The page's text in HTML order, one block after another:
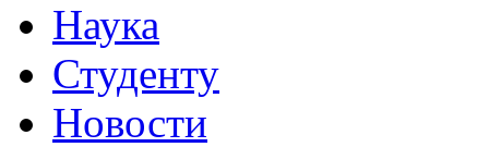
Наука
Студенту
Новости